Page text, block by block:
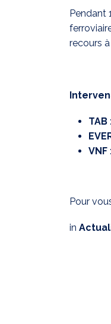
Pendant
recours
TAB
VNF
Pour
in